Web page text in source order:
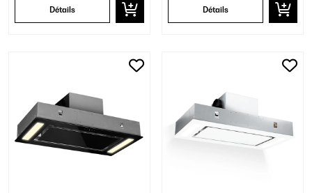
Détails Détails